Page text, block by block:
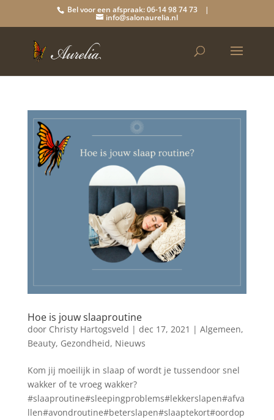
Bel voor een afspraak: 06-14 98 74 73 |
info@salonaurelia.nl
Hoe is jouw slaaproutine
door Christy Hartogsveld | dec 17, 2021 | Algemeen,
Beauty, Gezondheid, Nieuws
Kom jij moeilijk in slaap of wordt je tussendoor snel
wakker of te vroeg wakker?
#slaaproutine#sleepingproblems#lekkerslapen#afva
llen#avondroutine#beterslapen#slaaptekort#oordop